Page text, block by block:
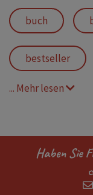
buch
bestseller
spiegel-
... Mehr lesen
Haben Sie